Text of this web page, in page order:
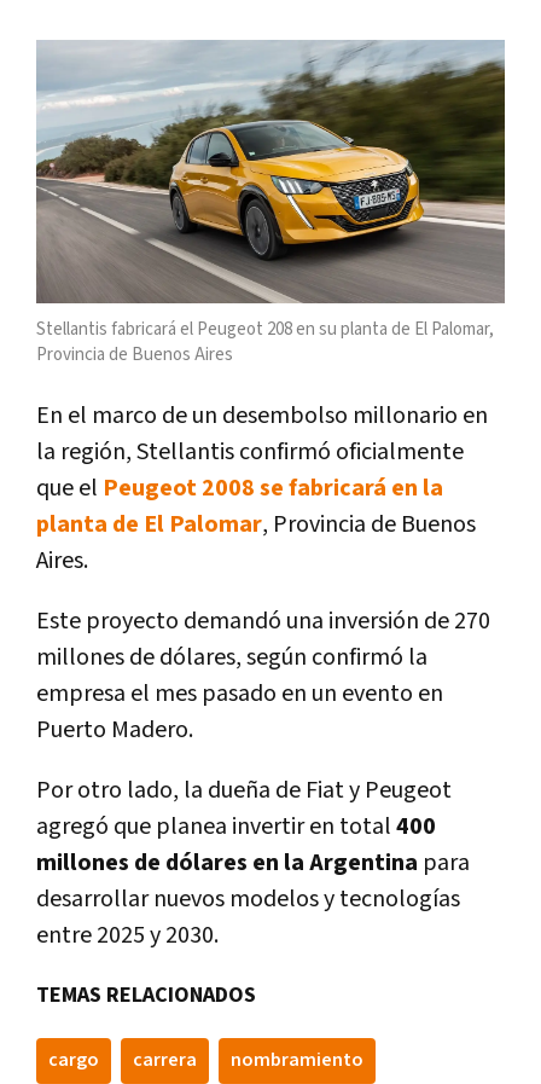
Stellantis fabricará el Peugeot 208 en su planta de El Palomar,
Provincia de Buenos Aires
En el marco de un desembolso millonario en
la región, Stellantis confirmó oficialmente
que el Peugeot 2008 se fabricará en la
planta de El Palomar, Provincia de Buenos
Aires.
Este proyecto demandó una inversión de 270
millones de dólares, según confirmó la
empresa el mes pasado en un evento en
Puerto Madero.
Por otro lado, la dueña de Fiat y Peugeot
agregó que planea invertir en total400
millones de dólares en la Argentina para
desarrollar nuevos modelos y tecnologías
entre 2025 y 2030.
TEMAS RELACIONADOS
cargo carrera nombramiento